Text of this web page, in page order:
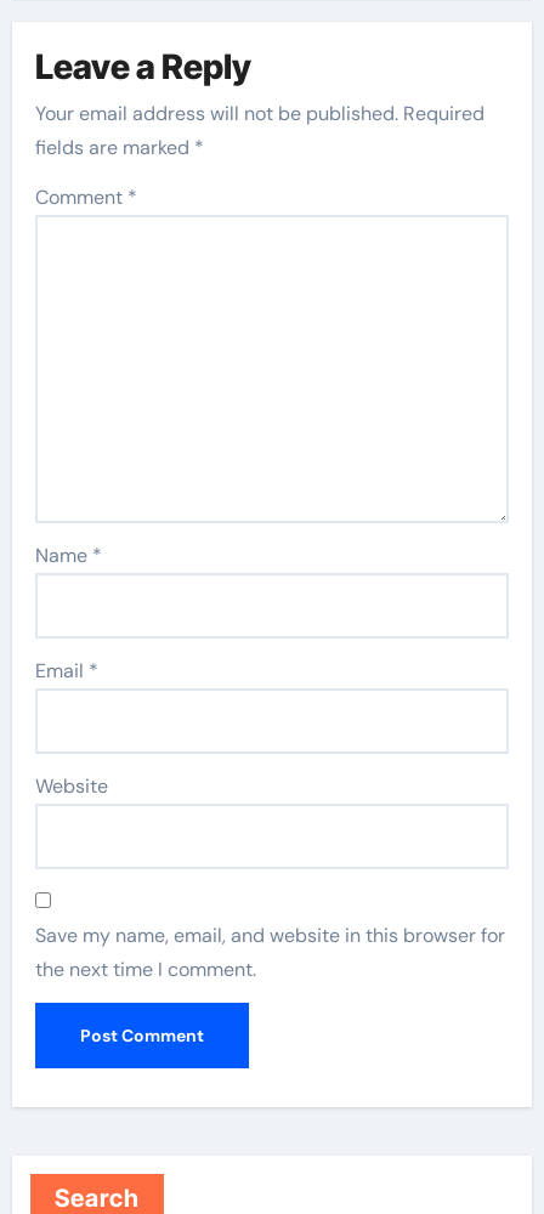
Leave a Reply
Your email address will not be published. Required
fields are marked *
Comment *
Name *
Email *
Website
Save my name, email, and website in this browser for
the next time I comment.
Search